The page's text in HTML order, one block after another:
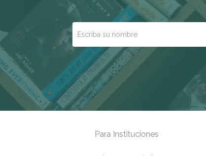
Para Instituciones